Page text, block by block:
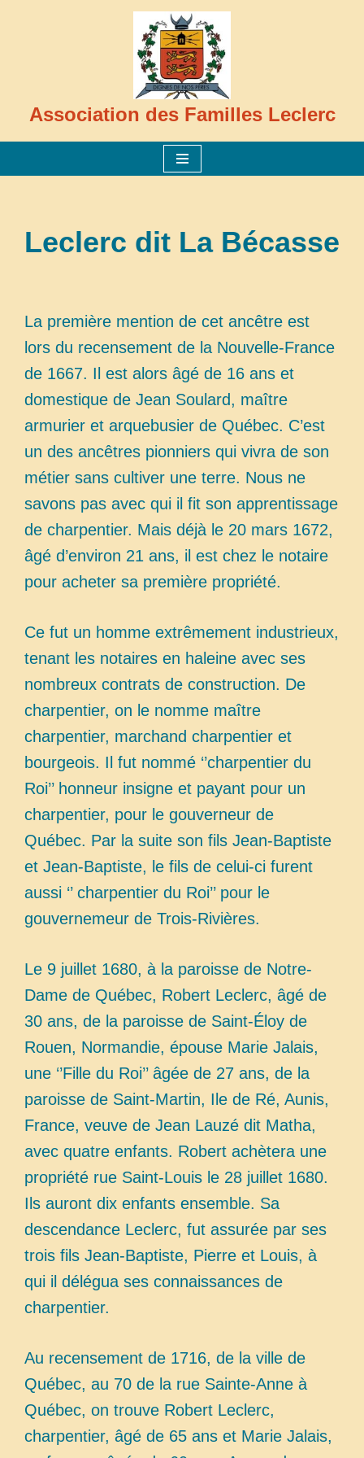
Association des Familles Leclerc
Leclerc dit La Bécasse
La première mention de cet ancêtre est
lors du recensement de la Nouvelle-France
de 1667. Il est alors âgé de 16 ans et
domestique de Jean Soulard, maître
armurier et arquebusier de Québec. C’est
un des ancêtres pionniers qui vivra de son
métier sans cultiver une terre. Nous ne
savons pas avec qui il fit son apprentissage
de charpentier. Mais déjà le 20 mars 1672,
âgé d’environ 21 ans, il est chez le notaire
pour acheter sa première propriété.
Ce fut un homme extrêmement industrieux,
tenant les notaires en haleine avec ses
nombreux contrats de construction. De
charpentier, on le nomme maître
charpentier, marchand charpentier et
bourgeois. Il fut nommé ‘’charpentier du
Roi’’ honneur insigne et payant pour un
charpentier, pour le gouverneur de
Québec. Par la suite son fils Jean-Baptiste
et Jean-Baptiste, le fils de celui-ci furent
aussi ‘’ charpentier du Roi’’ pour le
gouvernemeur de Trois-Rivières.
Le 9 juillet 1680, à la paroisse de Notre-
Dame de Québec, Robert Leclerc, âgé de
30 ans, de la paroisse de Saint-Éloy de
Rouen, Normandie, épouse Marie Jalais,
une ‘’Fille du Roi’’ âgée de 27 ans, de la
paroisse de Saint-Martin, Ile de Ré, Aunis,
France, veuve de Jean Lauzé dit Matha,
avec quatre enfants. Robert achètera une
propriété rue Saint-Louis le 28 juillet 1680.
Ils auront dix enfants ensemble. Sa
descendance Leclerc, fut assurée par ses
trois fils Jean-Baptiste, Pierre et Louis, à
qui il délégua ses connaissances de
charpentier.
Au recensement de 1716, de la ville de
Québec, au 70 de la rue Sainte-Anne à
Québec, on trouve Robert Leclerc,
charpentier, âgé de 65 ans et Marie Jalais,